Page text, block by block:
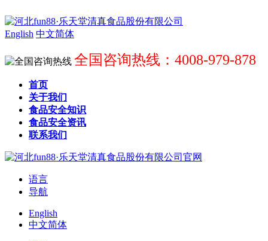
English 中文简体
全国咨询热线：4008-979-878
首页
关于我们
食品安全知识
食品安全资讯
联系我们
语言
导航
English
中文简体